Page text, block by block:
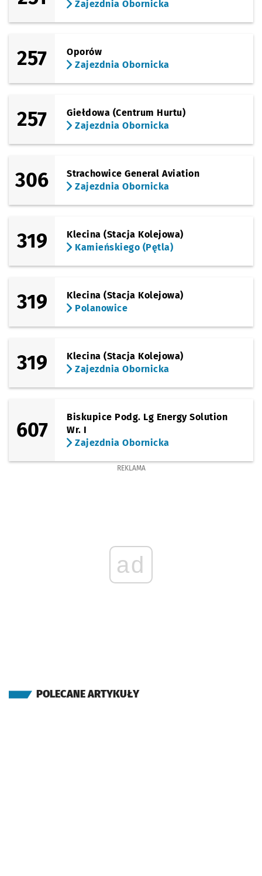
Zajezdnia Obornicka
257
Oporów
Zajezdnia Obornicka
257
Giełdowa (Centrum Hurtu)
Zajezdnia Obornicka
306
Strachowice General Aviation
Zajezdnia Obornicka
319
Klecina (Stacja Kolejowa)
Kamieńskiego (Pętla)
319
Klecina (Stacja Kolejowa)
Polanowice
319
Klecina (Stacja Kolejowa)
Zajezdnia Obornicka
607
Biskupice Podg. Lg Energy Solution
Wr. I
Zajezdnia Obornicka
REKLAMA
ad
POLECANE ARTYKUŁY